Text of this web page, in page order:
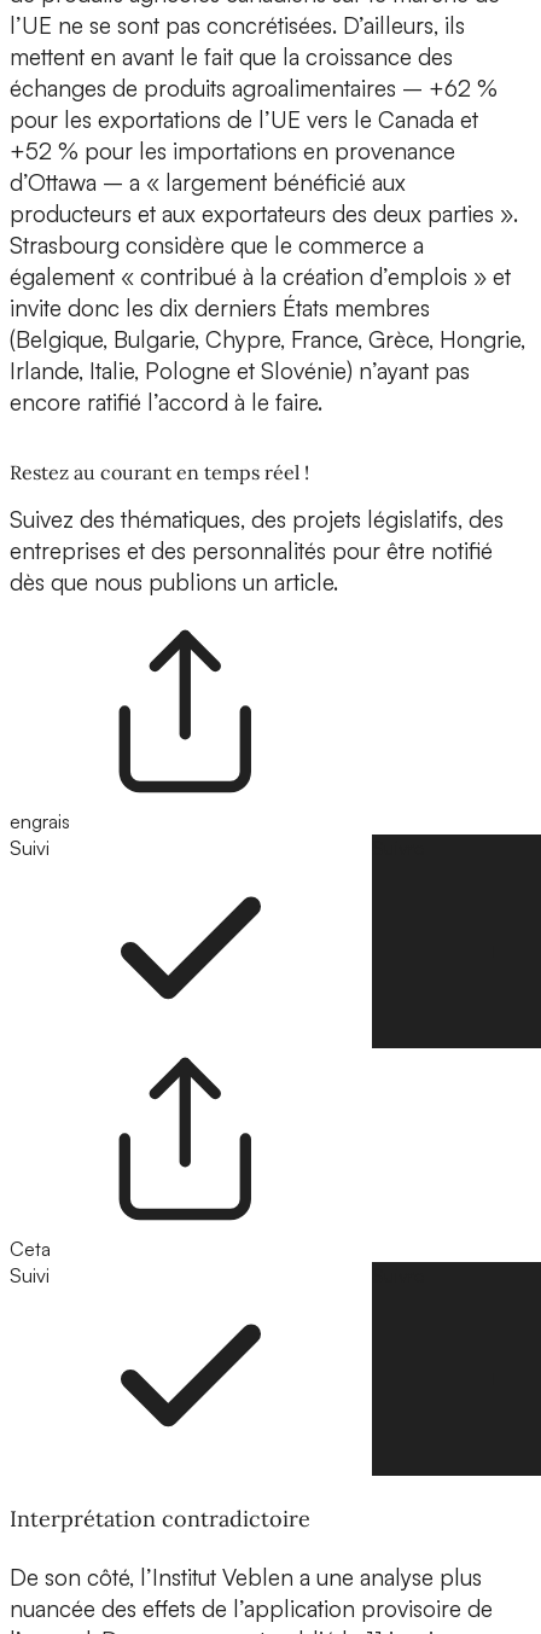
l’UE ne se sont pas concrétisées. D’ailleurs, ils
mettent en avant le fait que la croissance des
échanges de produits agroalimentaires – +62 %
pour les exportations de l’UE vers le Canada et
+52 % pour les importations en provenance
d’Ottawa – a « largement bénéficié aux
producteurs et aux exportateurs des deux parties ».
Strasbourg considère que le commerce a
également « contribué à la création d’emplois » et
invite donc les dix derniers États membres
(Belgique, Bulgarie, Chypre, France, Grèce, Hongrie,
Irlande, Italie, Pologne et Slovénie) n’ayant pas
encore ratifié l’accord à le faire.
Restez au courant en temps réel !
Suivez des thématiques, des projets législatifs, des
entreprises et des personnalités pour être notifié
dès que nous publions un article.
engrais
Suivi
Ceta
Suivi
Interprétation contradictoire
De son côté, l’Institut Veblen a une analyse plus
nuancée des effets de l’application provisoire de